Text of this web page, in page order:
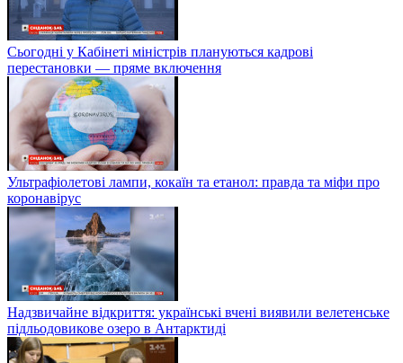
Сьогодні у Кабінеті міністрів плануються кадрові
перестановки — пряме включення
Ультрафіолетові лампи, кокаїн та етанол: правда та міфи про
коронавірус
Надзвичайне відкриття: українські вчені виявили велетенське
підльодовикове озеро в Антарктиді